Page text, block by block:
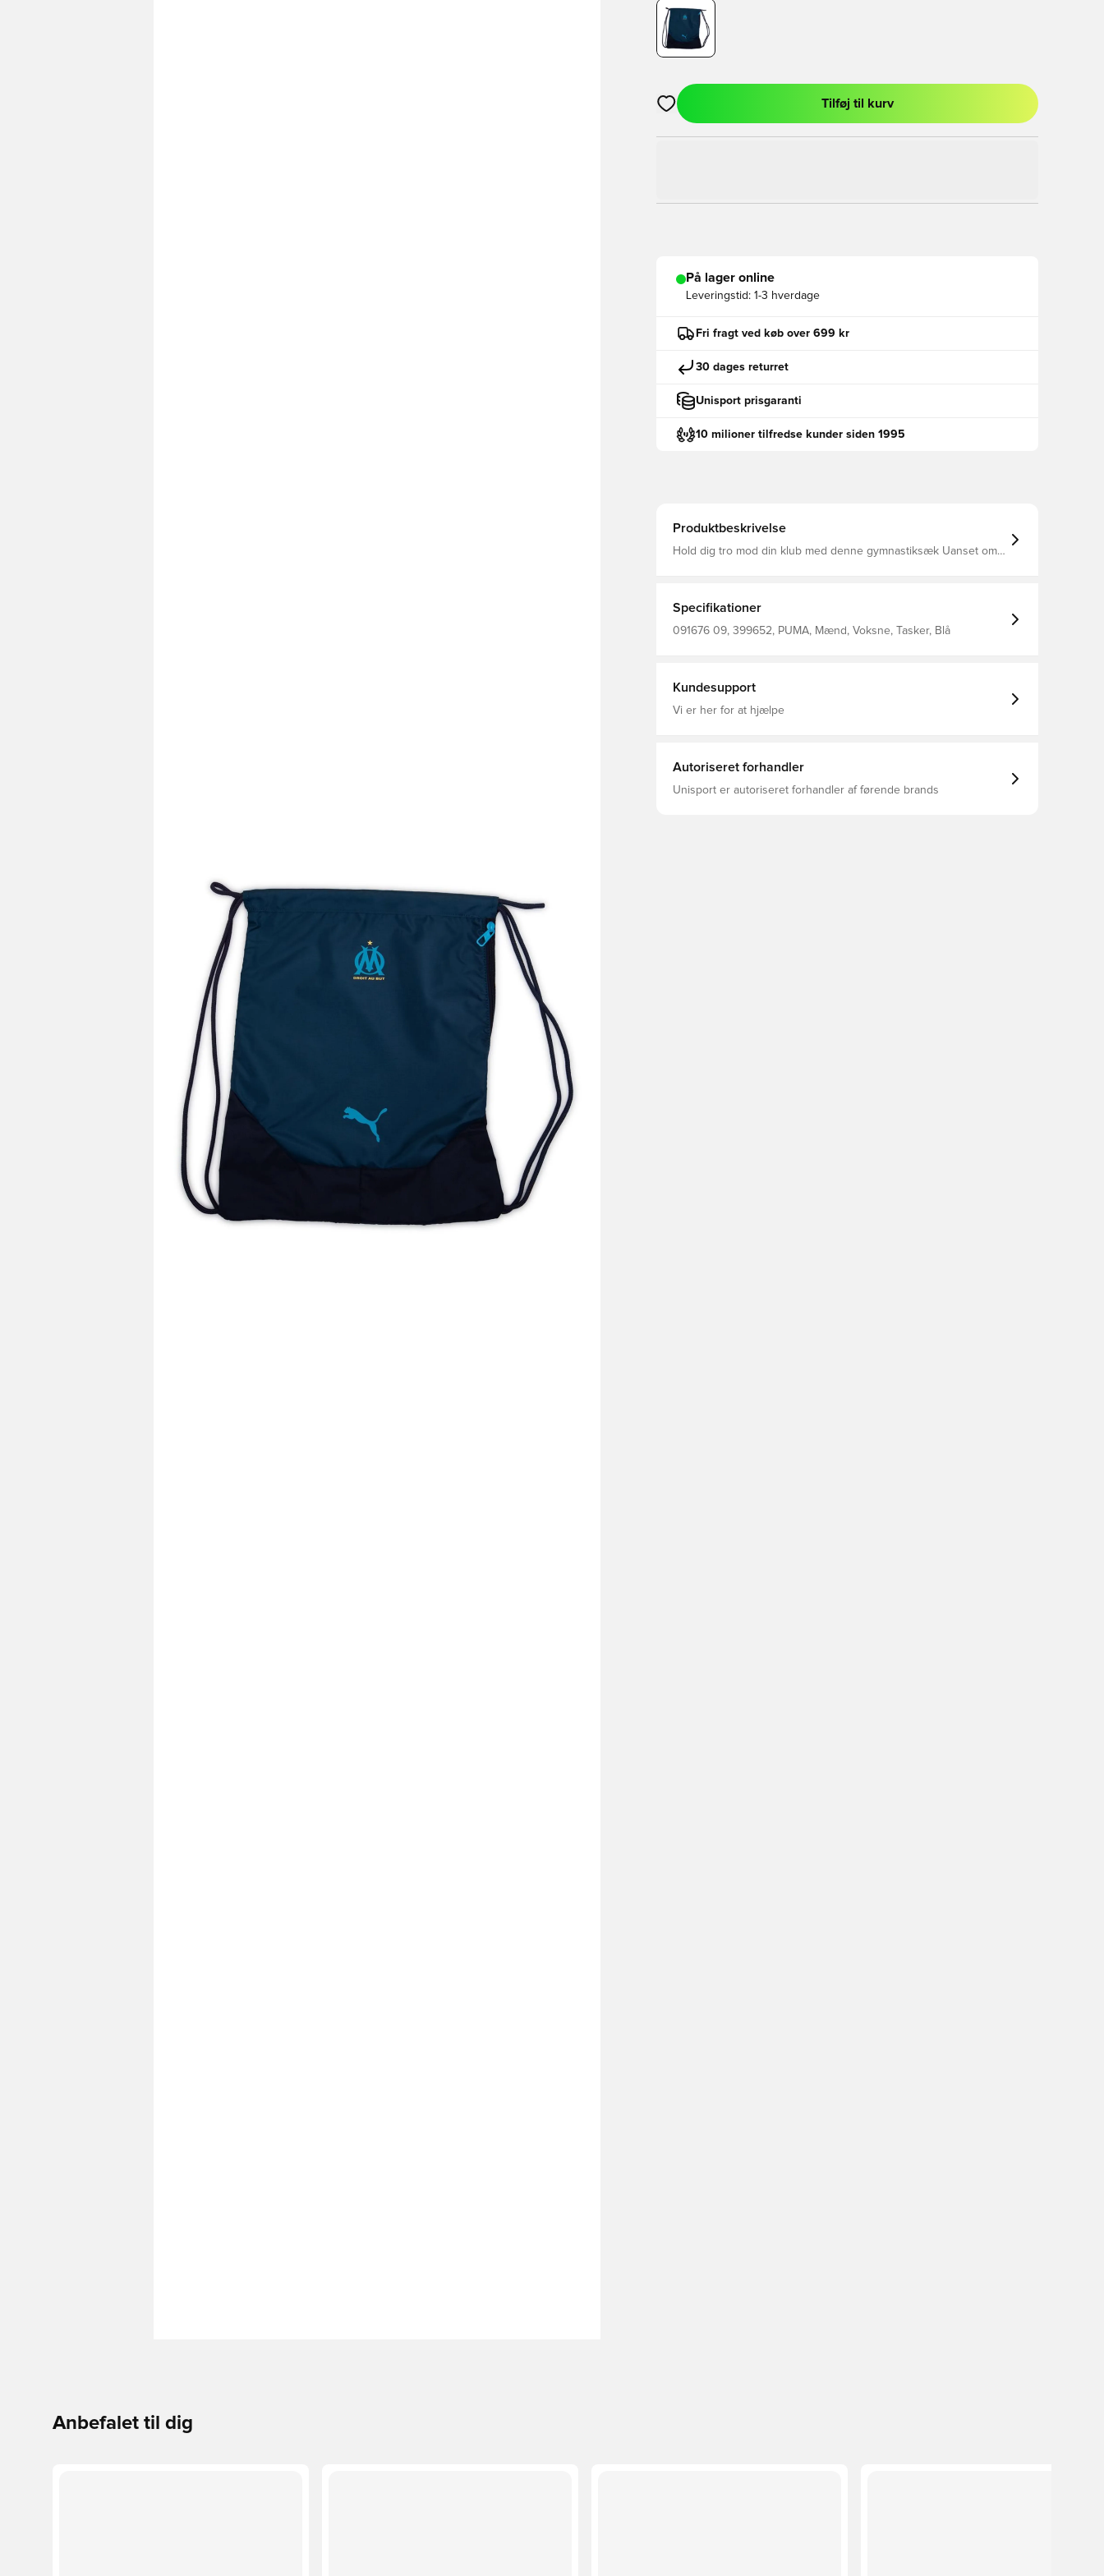
Åbner en Modal til at logge ind eller tilmelde dig som medlem
Tilføj til kurv
På lager online
Leveringstid: 1-3 hverdage
Fri fragt ved køb over 699 kr
30 dages returret
Unisport prisgaranti
10 milioner tilfredse kunder siden 1995
Produktbeskrivelse
Hold dig tro mod din klub med denne gymnastiksæk Uanset om
Specifikationer
091676 09, 399652, PUMA, Mænd, Voksne, Tasker, Blå
Kundesupport
Vi er her for at hjælpe
Autoriseret forhandler
Unisport er autoriseret forhandler af førende brands
Anbefalet til dig